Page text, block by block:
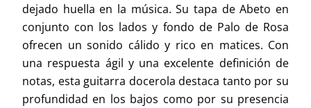
dejado huella en la música. Su tapa de Abeto en
conjunto con los lados y fondo de Palo de Rosa
ofrecen un sonido cálido y rico en matices. Con
una respuesta ágil y una excelente definición de
notas, esta guitarra docerola destaca tanto por su
profundidad en los bajos como por su presencia